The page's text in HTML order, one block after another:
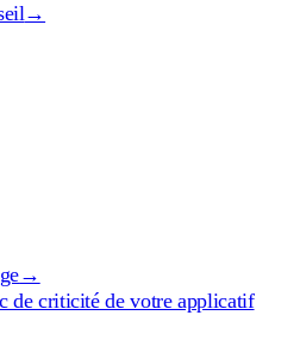
→
→
de criticité de votre applicatif